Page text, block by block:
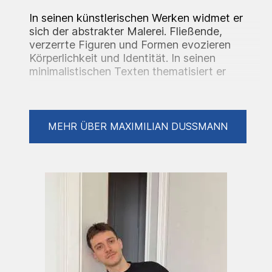
In seinen künstlerischen Werken widmet er
sich der abstrakter Malerei. Fließende,
verzerrte Figuren und Formen evozieren
Körperlichkeit und Identität. In seinen
minimalistischen Texten thematisiert er
zwischen Form und Narration charakterisiert.
Die Galerie Rain
MEHR ÜBER MAXIMILIAN DUSSMANN